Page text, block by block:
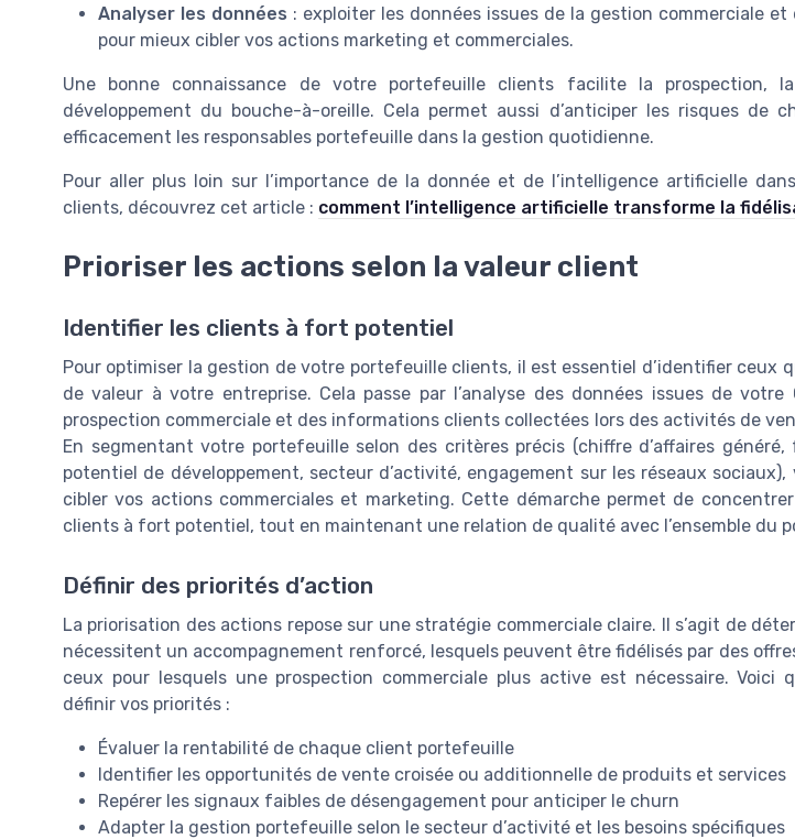
Analyser les données : exploiter les données issues de la gestion commerciale
pour mieux cibler vos actions marketing et commerciales.
Une bonne connaissance de votre portefeuille clients facilite la prospection,
développement du bouche-à-oreille. Cela permet aussi d’anticiper les risques de
efficacement les responsables portefeuille dans la gestion quotidienne.
Pour aller plus loin sur l’importance de la donnée et de l’intelligence artificielle
clients, découvrez cet article : comment l’intelligence artificielle transforme la
Prioriser les actions selon la valeur client
Identifier les clients à fort potentiel
Pour optimiser la gestion de votre portefeuille clients, il est essentiel d’identifier ceux
de valeur à votre entreprise. Cela passe par l’analyse des données issues de votre
prospection commerciale et des informations clients collectées lors des activités de
En segmentant votre portefeuille selon des critères précis (chiffre d’affaires généré,
potentiel de développement, secteur d’activité, engagement sur les réseaux sociaux),
cibler vos actions commerciales et marketing. Cette démarche permet de
clients à fort potentiel, tout en maintenant une relation de qualité avec l’ensemble du
Définir des priorités d’action
La priorisation des actions repose sur une stratégie commerciale claire. Il s’agit de
nécessitent un accompagnement renforcé, lesquels peuvent être fidélisés par des
ceux pour lesquels une prospection commerciale plus active est nécessaire. Voici
définir vos priorités :
Évaluer la rentabilité de chaque client portefeuille
Identifier les opportunités de vente croisée ou additionnelle de produits et services
Repérer les signaux faibles de désengagement pour anticiper le churn
Adapter la gestion portefeuille selon le secteur d’activité et les besoins spécifiques